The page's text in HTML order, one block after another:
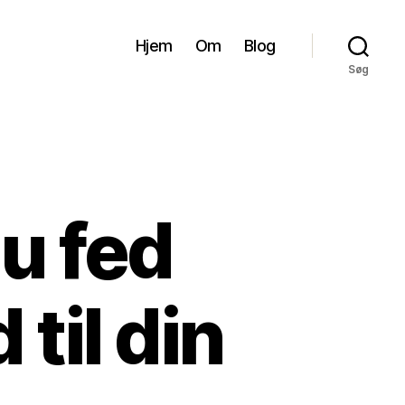
Hjem Om Blog
Søg
fed
til din